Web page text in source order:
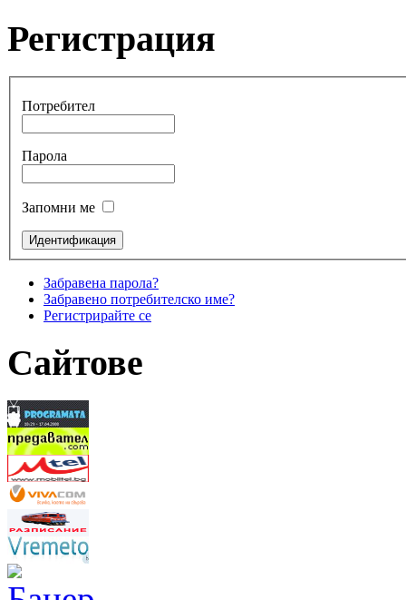
Регистрация
Потребител
Парола
Запомни ме
Забравена парола?
Забравено потребителско име?
Регистрирайте се
Сайтове